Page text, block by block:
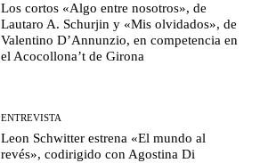
Los cortos «Algo entre nosotros», de
Lautaro A. Schurjin y «Mis olvidados», de
Valentino D’Annunzio, en competencia en
el Acocollona’t de Girona
ENTREVISTA
Leon Schwitter estrena «El mundo al
revés», codirigido con Agostina Di